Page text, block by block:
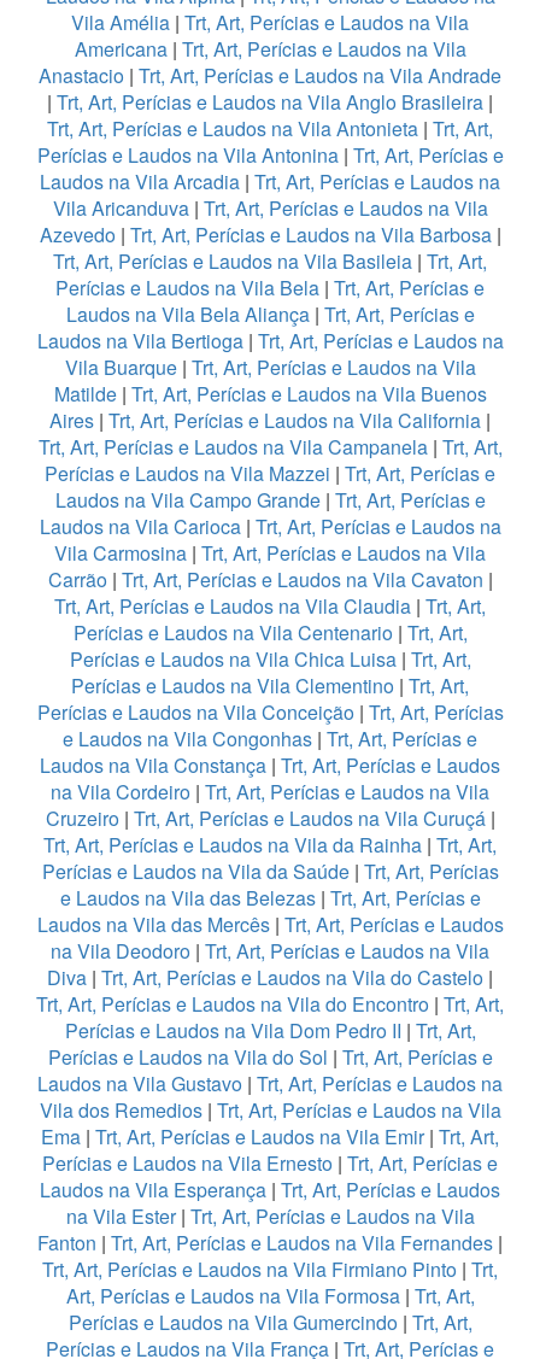
Vila Amélia | Trt, Art, Perícias e Laudos na Vila
Americana| Trt, Art, Perícias e Laudos na Vila
Anastacio | Trt, Art, Perícias e Laudos na Vila Andrade
| Trt, Art, Perícias e Laudos na Vila Anglo Brasileira |
Trt, Art, Perícias e Laudos na Vila Antonieta | Trt, Art,
Perícias e Laudos na Vila Antonina| Trt, Art, Perícias e
Laudos na Vila Arcadia | Trt, Art, Perícias e Laudos na
Vila Aricanduva| Trt, Art, Perícias e Laudos na Vila
Azevedo| Trt, Art, Perícias e Laudos na Vila Barbosa|
Trt, Art, Perícias e Laudos na Vila Basileia | Trt, Art,
Perícias e Laudos na Vila Bela | Trt, Art, Perícias e
Laudos na Vila Bela Aliança| Trt, Art, Perícias e
Laudos na Vila Bertioga| Trt, Art, Perícias e Laudos na
Vila Buarque| Trt, Art, Perícias e Laudos na Vila
Matilde| Trt, Art, Perícias e Laudos na Vila Buenos
Aires | Trt, Art, Perícias e Laudos na Vila California |
Trt, Art, Perícias e Laudos na Vila Campanela| Trt, Art,
Perícias e Laudos na Vila Mazzei | Trt, Art, Perícias e
Laudos na Vila Campo Grande| Trt, Art, Perícias e
Laudos na Vila Carioca| Trt, Art, Perícias e Laudos na
Vila Carmosina | Trt, Art, Perícias e Laudos na Vila
Carrão| Trt, Art, Perícias e Laudos na Vila Cavaton |
Trt, Art, Perícias e Laudos na Vila Claudia | Trt, Art,
Perícias e Laudos na Vila Centenario| Trt, Art,
Perícias e Laudos na Vila Chica Luisa | Trt, Art,
Perícias e Laudos na Vila Clementino | Trt, Art,
Perícias e Laudos na Vila Conceição| Trt, Art, Perícias
e Laudos na Vila Congonhas | Trt, Art, Perícias e
Laudos na Vila Constança | Trt, Art, Perícias e Laudos
na Vila Cordeiro | Trt, Art, Perícias e Laudos na Vila
Cruzeiro | Trt, Art, Perícias e Laudos na Vila Curuçá |
Trt, Art, Perícias e Laudos na Vila da Rainha | Trt, Art,
Perícias e Laudos na Vila da Saúde| Trt, Art, Perícias
e Laudos na Vila das Belezas| Trt, Art, Perícias e
Laudos na Vila das Mercês| Trt, Art, Perícias e Laudos
na Vila Deodoro | Trt, Art, Perícias e Laudos na Vila
Diva | Trt, Art, Perícias e Laudos na Vila do Castelo |
Trt, Art, Perícias e Laudos na Vila do Encontro | Trt, Art,
Perícias e Laudos na Vila Dom Pedro II | Trt, Art,
Perícias e Laudos na Vila do Sol | Trt, Art, Perícias e
Laudos na Vila Gustavo | Trt, Art, Perícias e Laudos na
Vila dos Remedios| Trt, Art, Perícias e Laudos na Vila
Ema | Trt, Art, Perícias e Laudos na Vila Emir| Trt, Art,
Perícias e Laudos na Vila Ernesto | Trt, Art, Perícias e
Laudos na Vila Esperança | Trt, Art, Perícias e Laudos
na Vila Ester| Trt, Art, Perícias e Laudos na Vila
Fanton | Trt, Art, Perícias e Laudos na Vila Fernandes |
Trt, Art, Perícias e Laudos na Vila Firmiano Pinto | Trt,
Art, Perícias e Laudos na Vila Formosa| Trt, Art,
Perícias e Laudos na Vila Gumercindo| Trt, Art,
Perícias e Laudos na Vila França | Trt, Art, Perícias e